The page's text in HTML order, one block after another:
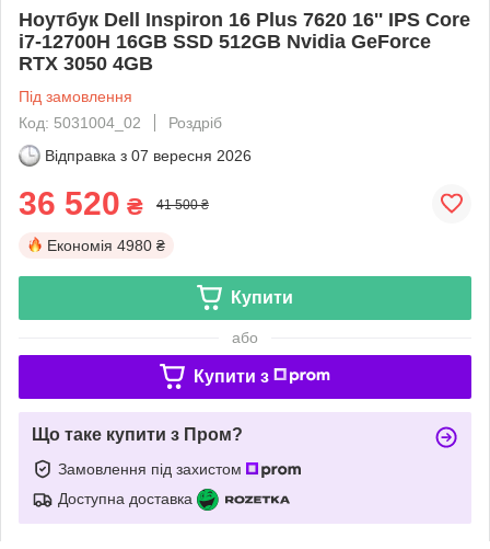
Ноутбук Dell Inspiron 16 Plus 7620 16'' IPS Core
i7-12700H 16GB SSD 512GB Nvidia GeForce
RTX 3050 4GB
Під замовлення
Код: 5031004_02
Роздріб
Відправка з 07 вересня 2026
36 520 ₴ 41 500 ₴
Економія 4980 ₴
Купити
або
Купити з
Що таке купити з Пром?
Замовлення під захистом
Доступна доставка